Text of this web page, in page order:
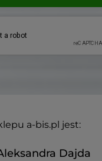
a-bis.pl jest:
Dajda